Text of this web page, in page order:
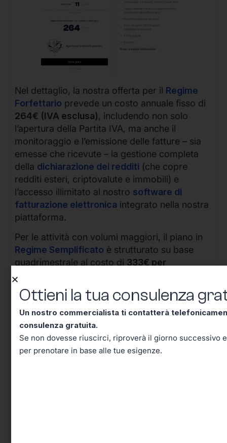
Nel dettaglio, la nostra offerta per il Regime
Forfettario prevede un costo annuale fisso di
264€ (IVA esclusa), includendo non solo
l’apertura della Partita IVA, ma anche il
monitoraggio e l’emissione delle fatture – sia
emesse che ricevute – la gestione completa
della dichiarazione dei redditi (che copre
redditi esteri, criptovalute e immobili) e
l’accesso illimitato al nostro software di
fatturazione elettronica integrato nella nostra
piattaforma.
Per le attività con volumi maggiori, il piano in
Regime Semplificato è strutturato su base
quadrimestrale al costo di 333€ per
quadrimestre (IVA esclusa)
funzionalità avanzate necessarie per gestire un
business in crescita.
Ottieni la tua consulenza
Un nostro commercialista ti contatterà
consulenza gratuita.
Se non dovesse riuscirci, riproverà il giorno successivo
per prenotare in base alle tue esigenze.